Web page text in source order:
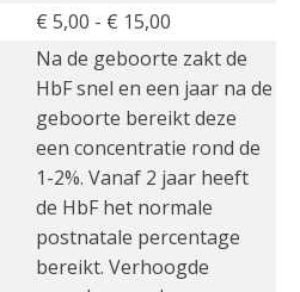
€ 5,00 - € 15,00
Na de geboorte zakt de
HbF snel en een jaar na de
geboorte bereikt deze
een concentratie rond de
1-2%. Vanaf 2 jaar heeft
de HbF het normale
postnatale percentage
bereikt. Verhoogde